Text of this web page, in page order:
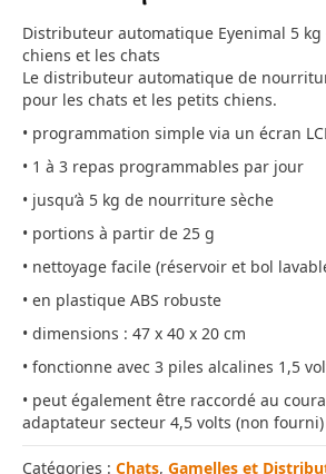
Distributeur automatique Eyenimal 5
chiens et les chats
Le distributeur automatique de
pour les chats et les petits chiens.
• programmation simple via un écran
• 1 à 3 repas programmables par jour
• jusqu’à 5 kg de nourriture sèche
• portions à partir de 25 g
• nettoyage facile (réservoir et bol
• en plastique ABS robuste
• dimensions : 47 x 40 x 20 cm
• fonctionne avec 3 piles alcalines 1,5
• peut également être raccordé au
adaptateur secteur 4,5 volts (non fourni)
Catégories : Chats, Gamelles et